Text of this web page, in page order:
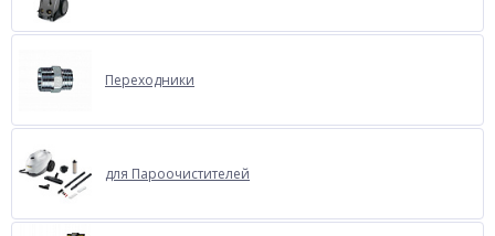
Переходники
для Пароочистителей